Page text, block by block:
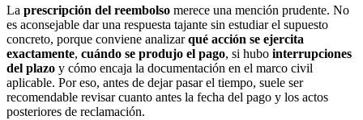
La prescripción del reembolso merece una mención prudente. No
es aconsejable dar una respuesta tajante sin estudiar el supuesto
concreto, porque conviene analizarqué acción se ejercita
exactamente, cuándo se produjo el pago, si hubo interrupciones
del plazo y cómo encaja la documentación en el marco civil
aplicable. Por eso, antes de dejar pasar el tiempo, suele ser
recomendable revisar cuanto antes la fecha del pago y los actos
posteriores de reclamación.